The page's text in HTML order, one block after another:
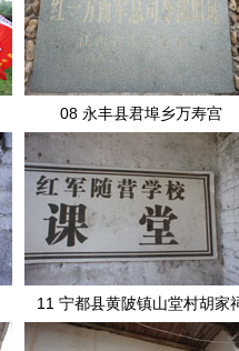
08 永丰县君埠乡万寿宫
11 宁都县黄陂镇山堂村胡家